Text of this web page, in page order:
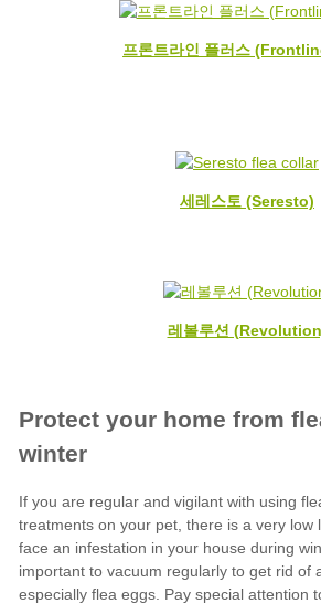
프론트라인 플러스
세레스토 (Seresto)
레볼루션